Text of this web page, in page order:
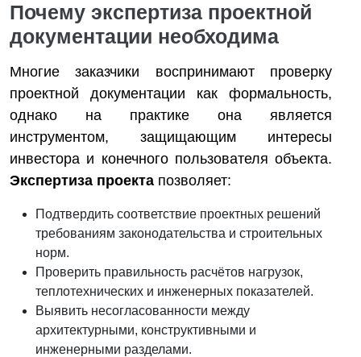
Почему экспертиза проектной
документации необходима
Многие заказчики воспринимают проверку
проектной документации как формальность,
однако на практике она является
инструментом, защищающим интересы
инвестора и конечного пользователя объекта.
Экспертиза проекта позволяет:
Подтвердить соответствие проектных решений
требованиям законодательства и строительных
норм.
Проверить правильность расчётов нагрузок,
теплотехнических и инженерных показателей.
Выявить несогласованности между
архитектурными, конструктивными и
инженерными разделами.